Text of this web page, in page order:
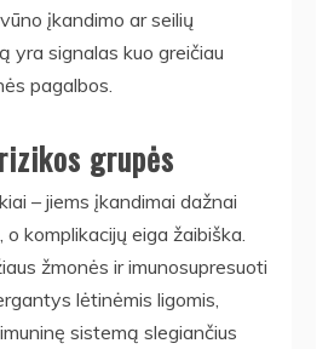
įkandimo ar seilių
yra signalas kuo greičiau
pagalbos.
grupės
– jiems įkandimai dažnai
komplikacijų eiga žaibiška.
žmonės ir imunosupresuoti
lėtinėmis ligomis,
sistemą slegiančius